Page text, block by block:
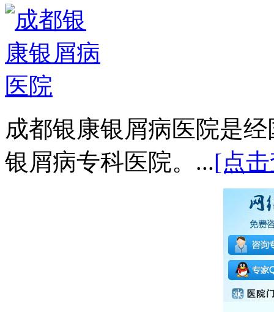
成都银康银屑病医院是
银屑病专科医院。...[点